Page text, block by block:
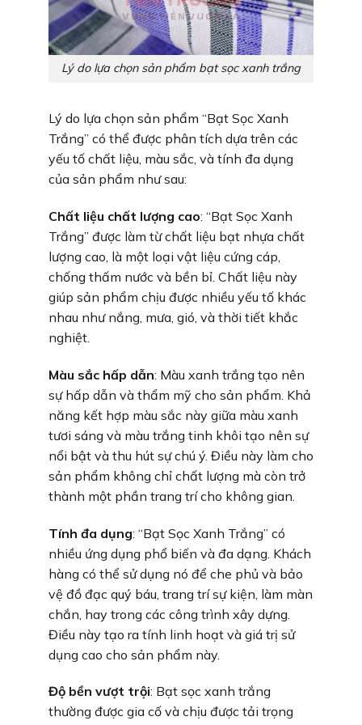
Lý do lựa chọn sản phẩm bạt sọc xanh trắng
Lý do lựa chọn sản phẩm “Bạt Sọc Xanh
Trắng” có thể được phân tích dựa trên các
yếu tố chất liệu, màu sắc, và tính đa dụng
của sản phẩm như sau:
Chất liệu chất lượng cao: “Bạt Sọc Xanh
Trắng” được làm từ chất liệu bạt nhựa chất
lượng cao, là một loại vật liệu cứng cáp,
chống thấm nước và bền bỉ. Chất liệu này
giúp sản phẩm chịu được nhiều yếu tố khác
nhau như nắng, mưa, gió, và thời tiết khắc
nghiệt.
Màu sắc hấp dẫn: Màu xanh trắng tạo nên
sự hấp dẫn và thẩm mỹ cho sản phẩm. Khả
năng kết hợp màu sắc này giữa màu xanh
tươi sáng và màu trắng tinh khôi tạo nên sự
nổi bật và thu hút sự chú ý. Điều này làm cho
sản phẩm không chỉ chất lượng mà còn trở
thành một phần trang trí cho không gian.
Tính đa dụng: “Bạt Sọc Xanh Trắng” có
nhiều ứng dụng phổ biến và đa dạng. Khách
hàng có thể sử dụng nó để che phủ và bảo
vệ đồ đạc quý báu, trang trí sự kiện, làm màn
chắn, hay trong các công trình xây dựng.
Điều này tạo ra tính linh hoạt và giá trị sử
dụng cao cho sản phẩm này.
Độ bền vượt trội: Bạt sọc xanh trắng
thường được gia cố và chịu được tải trọng